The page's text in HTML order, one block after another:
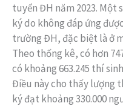
tuyển ĐH năm 2023. Một
ký do không đáp ứng
trường ĐH, đặc biệt là ở
Theo thống kê, có hơn
có khoảng 663.245 thí
Điều này cho thấy lượng
ký đạt khoảng 330.000